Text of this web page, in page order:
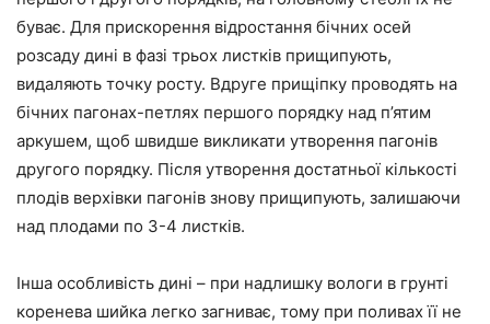
буває. Для прискорення відростання бічних осей
розсаду дині в фазі трьох листків прищипують,
видаляють точку росту. Вдруге прищіпку проводять на
бічних пагонах-петлях першого порядку над п’ятим
аркушем, щоб швидше викликати утворення пагонів
другого порядку. Після утворення достатньої кількості
плодів верхівки пагонів знову прищипують, залишаючи
над плодами по 3-4 листків.
Інша особливість дині – при надлишку вологи в грунті
коренева шийка легко загниває, тому при поливах її не